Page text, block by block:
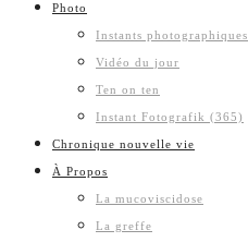
Photo
Instants photographiques
Vidéo du jour
Ten on ten
Instant Fotografik (365)
Chronique nouvelle vie
À Propos
La mucoviscidose
La greffe